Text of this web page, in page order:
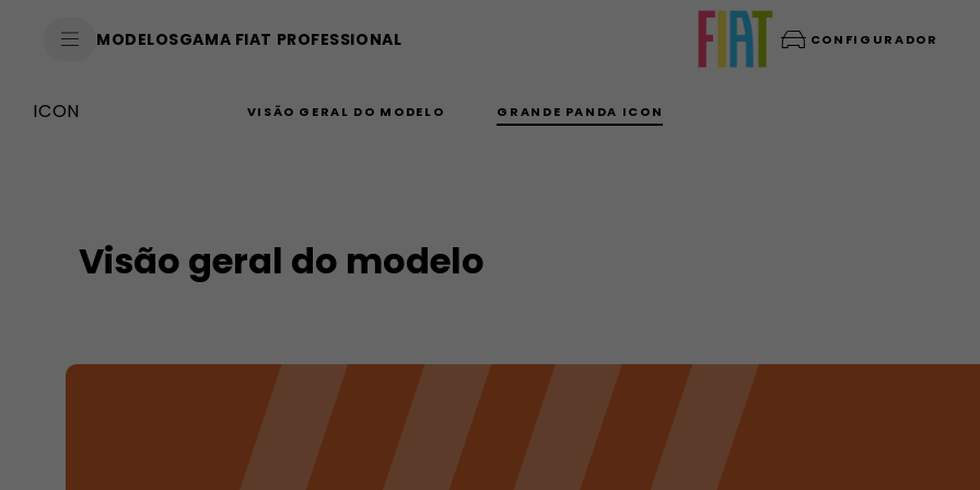
MODELOSGAMA FIAT PROFESSIONAL CONFIGURADOR
ICON VISÃO GERAL DO MODELO GRANDE PANDA ICON
Visão geral do modelo